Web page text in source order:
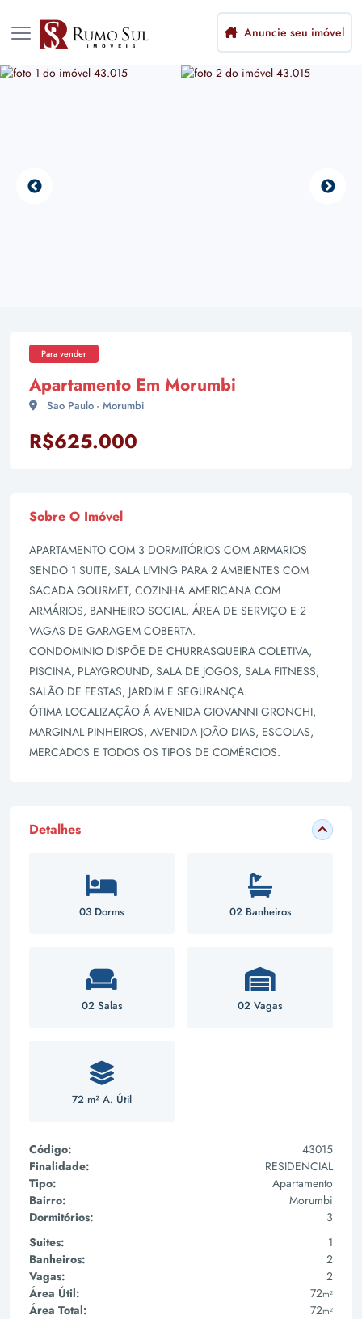
Anuncie seu imóvel
Para vender
Apartamento Em Morumbi
Sao Paulo - Morumbi
R$625.000
Sobre O Imóvel
APARTAMENTO COM 3 DORMITÓRIOS COM ARMARIOS
SENDO 1 SUITE, SALA LIVING PARA 2 AMBIENTES COM
SACADA GOURMET, COZINHA AMERICANA COM
ARMÁRIOS, BANHEIRO SOCIAL, ÁREA DE SERVIÇO E 2
VAGAS DE GARAGEM COBERTA.
CONDOMINIO DISPÕE DE CHURRASQUEIRA COLETIVA,
PISCINA, PLAYGROUND, SALA DE JOGOS, SALA FITNESS,
SALÃO DE FESTAS, JARDIM E SEGURANÇA.
ÓTIMA LOCALIZAÇÃO Á AVENIDA GIOVANNI GRONCHI,
MARGINAL PINHEIROS, AVENIDA JOÃO DIAS, ESCOLAS,
MERCADOS E TODOS OS TIPOS DE COMÉRCIOS.
Detalhes
03 Dorms 02 Banheiros
02 Salas 02 Vagas
72 m² A. Útil
Código:
43015
Finalidade:
RESIDENCIAL
Tipo:
Apartamento
Bairro:
Morumbi
Dormitórios:
3
Suites:
1
Banheiros:
2
Vagas:
2
Área Útil:
72m²
Área Total: 72m²